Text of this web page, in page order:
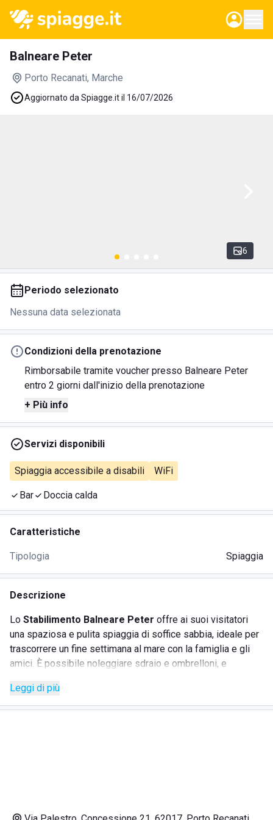
Balneare Peter
Porto Recanati, Marche
Aggiornato da Spiagge.it il 16/07/2026
6
Periodo selezionato
Nessuna data selezionata
Condizioni della prenotazione
Rimborsabile tramite voucher presso Balneare Peter
entro 2 giorni dall'inizio della prenotazione
+ Più info
Servizi disponibili
Spiaggia accessibile a disabili WiFi
Bar Doccia calda
Caratteristiche
Tipologia Spiaggia
Descrizione
Lo Stabilimento Balneare Peter offre ai suoi visitatori
una spaziosa e pulita spiaggia di soffice sabbia, ideale per
trascorrere un fine settimana al mare con la famiglia e gli
amici. È possibile noleggiare sdraio e ombrelloni, e
l'area, perfette per rimuovere la salsedine dopo un tuffo in
mare. Inoltre, lo stabilimento vanta un bar dove sorseggiare
Leggi di più